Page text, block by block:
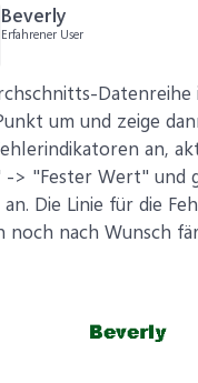
Beverly
Erfahrener User
Datenreihe
um und zeige
an,
> "Fester Wert" und
Die Linie für die
noch nach Wunsch